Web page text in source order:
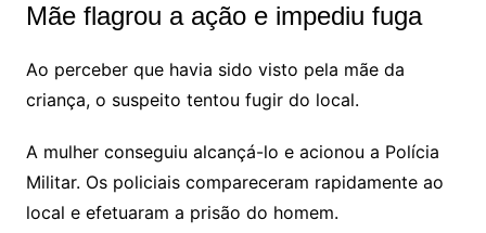
Mãe flagrou a ação e impediu fuga
Ao perceber que havia sido visto pela mãe da
criança, o suspeito tentou fugir do local.
A mulher conseguiu alcançá-lo e acionou a Polícia
Militar. Os policiais compareceram rapidamente ao
local e efetuaram a prisão do homem.